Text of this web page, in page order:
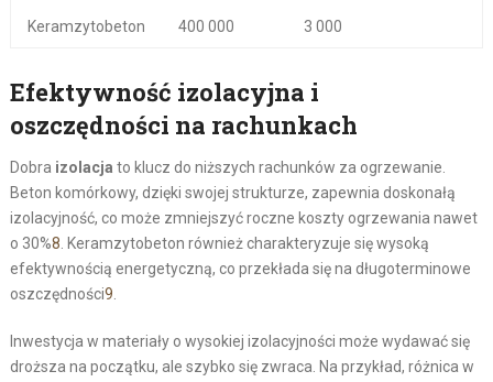
Keramzytobeton 400 000 3 000
Efektywność izolacyjna i
oszczędności na rachunkach
Dobra izolacja to klucz do niższych rachunków za ogrzewanie.
Beton komórkowy, dzięki swojej strukturze, zapewnia doskonałą
izolacyjność, co może zmniejszyć roczne koszty ogrzewania nawet
o 30%8. Keramzytobeton również charakteryzuje się wysoką
efektywnością energetyczną, co przekłada się na długoterminowe
oszczędności9.
Inwestycja w materiały o wysokiej izolacyjności może wydawać się
droższa na początku, ale szybko się zwraca. Na przykład, różnica w